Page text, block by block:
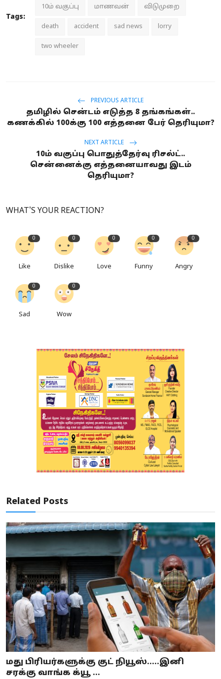
Tags:
10ம் வகுப்பு மாணவன் விடுமுறை
death accident sad news lorry
two wheeler
PREVIOUS ARTICLE
தமிழில் சென்டம் எடுத்த 8 தங்கங்கள்..
கணக்கில் 100க்கு 100 எத்தனை பேர் தெரியுமா?
NEXT ARTICLE
10ம் வகுப்பு பொதுத்தேர்வு ரிசல்ட்..
சென்னைக்கு எத்தனையாவது இடம்
தெரியுமா?
WHAT'S YOUR REACTION?
0
Like
0
Dislike
0
Love
0
Funny
0
Angry
0
Sad
0
Wow
Related Posts
மது பிரியர்களுக்கு குட் நியூஸ்…..இனி
சரக்கு வாங்க க்யூ ...